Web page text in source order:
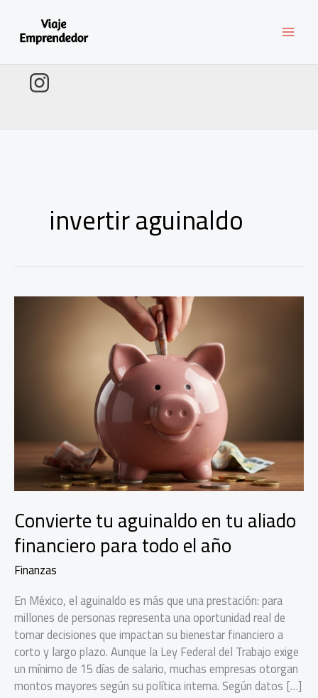
contenido
invertir aguinaldo
Convierte tu aguinaldo en tu aliado
financiero para todo el año
Finanzas
En México, el aguinaldo es más que una prestación: para
millones de personas representa una oportunidad real de
tomar decisiones que impactan su bienestar financiero a
corto y largo plazo. Aunque la Ley Federal del Trabajo exige
un mínimo de 15 días de salario, muchas empresas otorgan
montos mayores según su política interna. Según datos […]